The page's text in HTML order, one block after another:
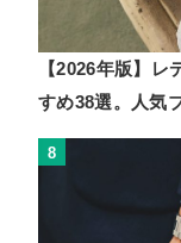
【2026年版】
すめ38選。人気
8